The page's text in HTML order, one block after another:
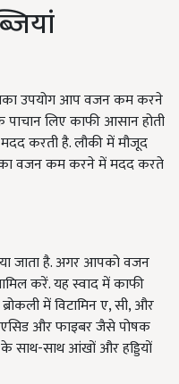
उपयोग आप वजन कम करने
लिए काफी आसान होती
करती है. लौकी में मौजूद
वजन कम करने में मदद करते
जाता है. अगर आपको वजन
करें. यह स्वाद में काफी
में विटामिन ए,सी, और
और फाइबर जैसे पोषक
साथ-साथ आंखों और हड्डियों